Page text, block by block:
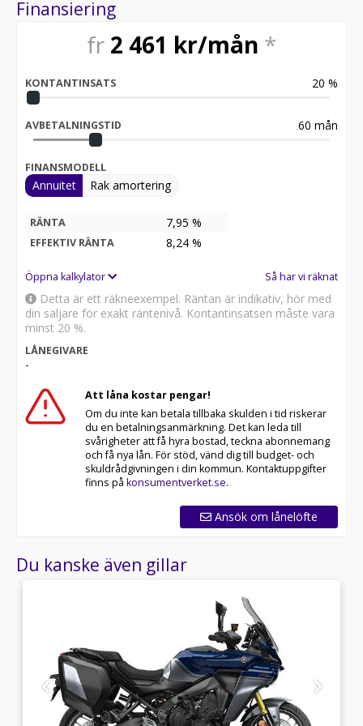
Hittar du inget fordon att köpa för tillfället, kan du
enkelt fylla i en värderingsansökan via vårt
inköpsformulär på https://lecabfritid.se/vi-koper-ditt-
Kontakt:
Kontakta våra säljare Oskar och Nils på telefon nr 010-
Finansiering
fr 2 461 kr/mån *
KONTANTINSATS 20 %
AVBETALNINGSTID 60 mån
FINANSMODELL
Annuitet Rak amortering
RÄNTA 7,95 %
EFFEKTIV RÄNTA 8,24 %
Öppna kalkylator Så har vi räknat
Detta är ett räkneexempel. Räntan är indikativ, hör med
din säljare för exakt räntenivå. Kontantinsatsen måste vara
minst 20 %.
LÅNEGIVARE
-
Att låna kostar pengar!
Om du inte kan betala tillbaka skulden i tid riskerar
du en betalningsanmärkning. Det kan leda till
svårigheter att få hyra bostad, teckna abonnemang
och få nya lån. För stöd, vänd dig till budget- och
skuldrådgivningen i din kommun. Kontaktuppgifter
finns på konsumentverket.se.
Ansök om lånelöfte
Du kanske även gillar